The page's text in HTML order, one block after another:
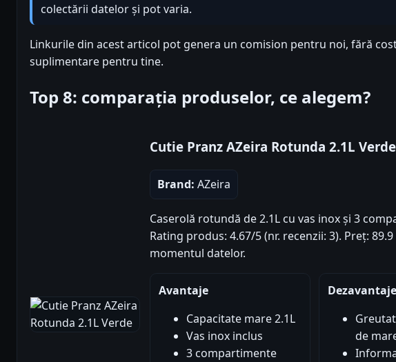
colectării datelor și pot varia.
Linkurile din acest articol pot genera un comision pentru noi, fără
suplimentare pentru tine.
Top 8: comparația produselor, ce alegem?
Cutie Pranz AZeira Rotunda 2.1L Verde
Brand: AZeira
Caserolă rotundă de 2.1L cu vas inox și 3
Rating produs: 4.67/5 (nr. recenzii: 3). Preț: 89.9
momentul datelor.
Avantaje
Capacitate mare 2.1L
Vas inox inclus
3 compartimente
Dezavantaje
de